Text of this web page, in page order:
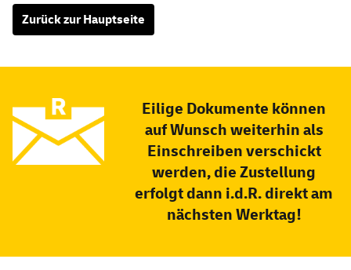
Zurück zur Hauptseite
Eilige Dokumente können
auf Wunsch weiterhin als
Einschreiben verschickt
werden, die Zustellung
erfolgt dann i.d.R. direkt am
nächsten Werktag!